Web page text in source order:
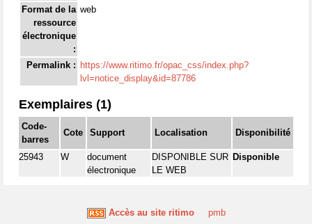
Format de la
ressource
électronique
:
web
Permalink : https://www.ritimo.fr/opac_css/index.php?
lvl=notice_display&id=87786
Exemplaires (1)
Code-
barres
Cote Support Localisation Disponibilité
25943 W
document
électronique
DISPONIBLE SUR
LE WEB
Disponible
Accès au site ritimo pmb